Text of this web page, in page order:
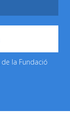
de la Fundació